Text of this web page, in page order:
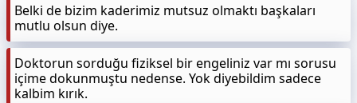
Belki de bizim kaderimiz mutsuz olmaktı başkaları
mutlu olsun diye.
Doktorun sorduğu fiziksel bir engeliniz var mı sorusu
içime dokunmuştu nedense. Yok diyebildim sadece
kalbim kırık.